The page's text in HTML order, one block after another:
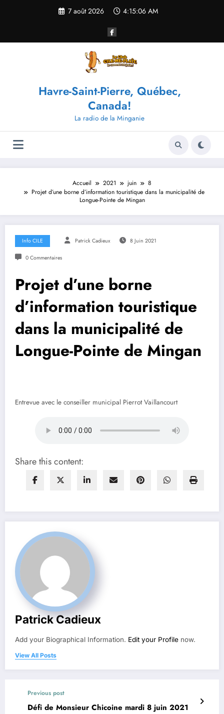
7 août 2026 4:15:07 AM
Havre-Saint-Pierre, Québec,
Canada!
La radio de la Minganie
Accueil 2021 juin
8
Projet d’une borne d’information touristique dans la municipalité de
Longue-Pointe de Mingan
Info CILE Patrick Cadieux 8 Juin 2021
0 Commentaires
Projet d’une borne
d’information touristique
dans la municipalité de
Longue-Pointe de Mingan
Entrevue avec le conseiller municipal Pierrot Vaillancourt
Share this content:
Patrick Cadieux
Add your Biographical Information. Edit your Profile now.
View All Posts
Previous post
Défi de Monsieur Chicoine mardi 8 juin 2021